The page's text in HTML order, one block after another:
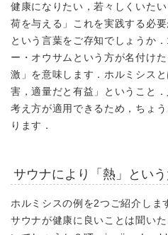
健康になりたい，若々しくいたい
荷を与える」これを実践する必要
という言葉をご存知でしょうか
ー・オウサムという方が名付け
激」を意味します．ホルミシス
害，適量だと有益」ということ
考え方が適用できるため，ちょ
ります．
サウナにより「熱」とい
ホルミシスの例を2つご紹介しま
サウナが健康に良いことは聞い